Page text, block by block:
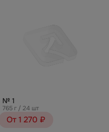
№ 1
765 г / 24 шт
От 1 270 ₽